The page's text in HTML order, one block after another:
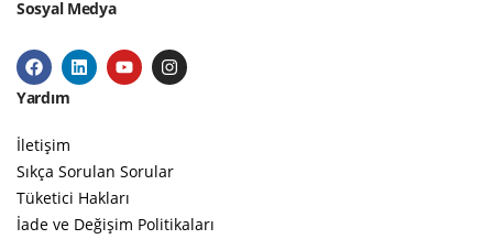
Sosyal Medya
Yardım
İletişim
Sıkça Sorulan Sorular
Tüketici Hakları
İade ve Değişim Politikaları